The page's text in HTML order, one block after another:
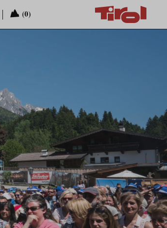
(0)